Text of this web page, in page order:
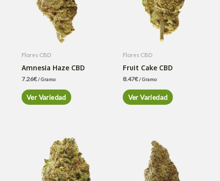
Flores CBD
Amnesia Haze CBD
7.26€/ Gramo
Ver Variedad
Flores CBD
Fruit Cake CBD
8.47€/ Gramo
Ver Variedad